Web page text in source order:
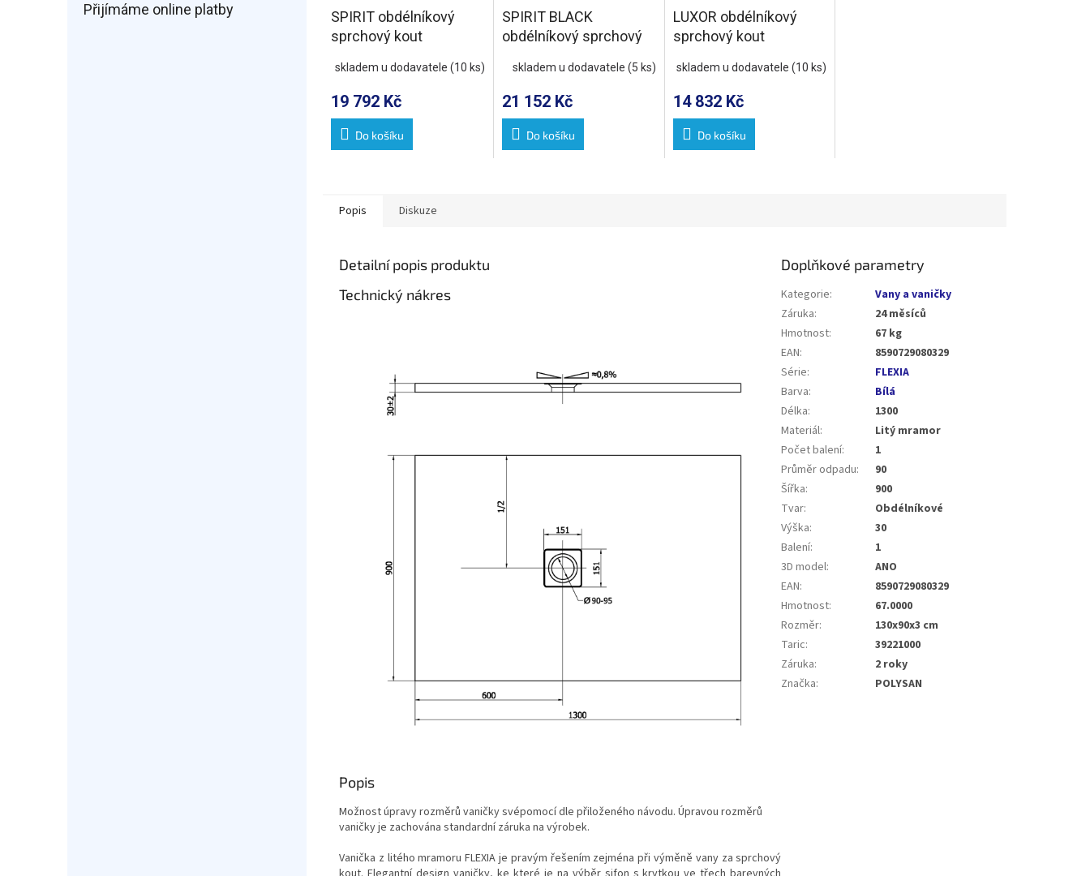
Přijímáme online platby
SPIRIT obdélníkový
sprchový kout
varianta
skladem u dodavatele (10 ks)
19 792 Kč
Do košíku
SPIRIT BLACK
obdélníkový sprchový
varianta
skladem u dodavatele (5 ks)
21 152 Kč
Do košíku
LUXOR obdélníkový
sprchový kout
varianta
skladem u dodavatele(10 ks)
14 832 Kč
Do košíku
Popis Diskuze
Detailní popis produktu
Technický nákres
Popis
Možnost úpravy rozměrů vaničky svépomocí dle přiloženého návodu. Úpravou rozměrů
vaničky je zachována standardní záruka na výrobek.
Vanička z litého mramoru FLEXIA je pravým řešením zejména při výměně vany za sprchový
Doplňkové parametry
Kategorie:
Vany a vaničky
Záruka:
24 měsíců
Hmotnost:
67 kg
EAN:
8590729080329
Série:
FLEXIA
Barva:
Bílá
Délka:
1300
Materiál:
Litý mramor
Počet balení:
1
Průměr odpadu:
90
Šířka:
900
Tvar:
Obdélníkové
Výška:
30
Balení:
1
3D model:
ANO
EAN:
8590729080329
Hmotnost:
67.0000
Rozměr:
130x90x3 cm
Taric:
39221000
Záruka:
2 roky
Značka: POLYSAN